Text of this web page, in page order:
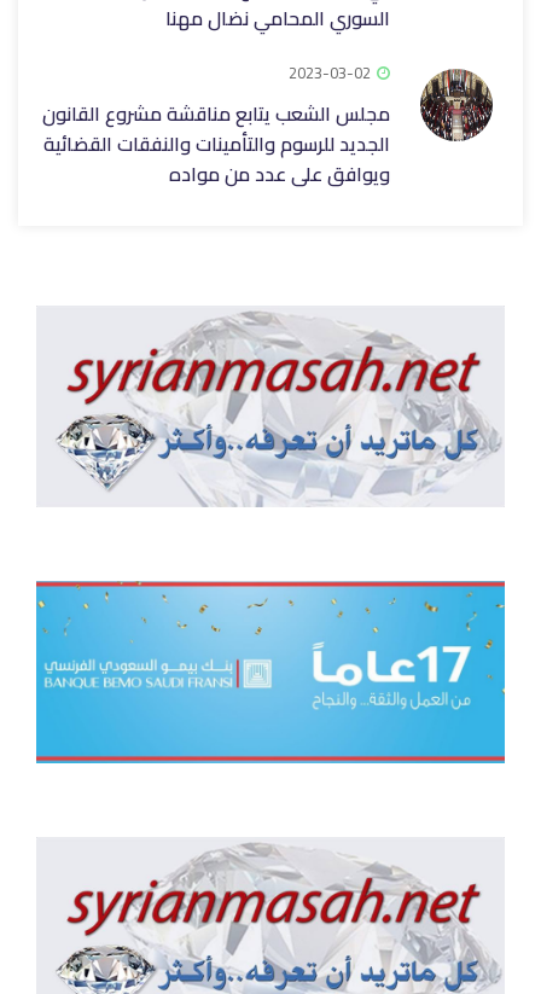
السوري المحامي نضال مهنا
2023-03-02
مجلس الشعب يتابع مناقشة مشروع القانون
الجديد للرسوم والتأمينات والنفقات القضائية
ويوافق على عدد من مواده